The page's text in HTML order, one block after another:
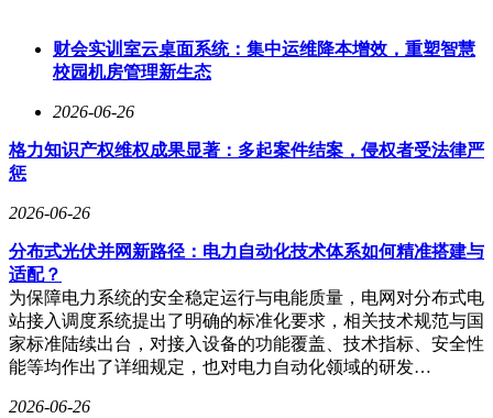
得了完整的上路资质。
有趣的是，这辆皮卡版卡宴并非近期最另类的卡宴改装作品。
此前，一辆基于初代卡宴打造的四门软顶敞篷车在加州完成拍
财会实训室云桌面系统：集中运维降本增效，重塑智慧
校园机房管理新生态
2026-06-26
格力知识产权维权成果显著：多起案件结案，侵权者受法律严
惩
2026-06-26
分布式光伏并网新路径：电力自动化技术体系如何精准搭建与
适配？
为保障电力系统的安全稳定运行与电能质量，电网对分布式电
站接入调度系统提出了明确的标准化要求，相关技术规范与国
家标准陆续出台，对接入设备的功能覆盖、技术指标、安全性
能等均作出了详细规定，也对电力自动化领域的研发…
2026-06-26